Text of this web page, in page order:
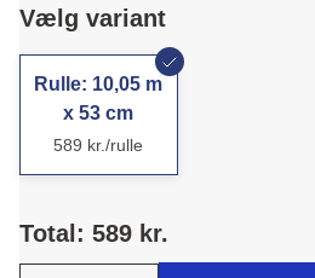
Vælg variant
Rulle: 10,05 m
x 53 cm
589 kr./rulle
Total: 589 kr.